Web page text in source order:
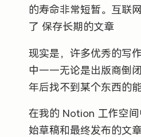
的寿命非常短暂。互联
了 保存长期的文章
现实是，许多优秀的写
中——无论是出版商倒
年后找不到某个东西的能
在我的 Notion 工作空
始草稿和最终发布的文